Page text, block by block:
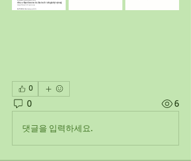
0
0 6
댓글을 입력하세요.